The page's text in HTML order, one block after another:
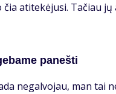
ati­te­kė­ju­si. Ta­čiau
pa­neš­ti
ne­gal­vo­jau, man tai